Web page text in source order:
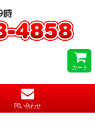
カート
問い合わせ